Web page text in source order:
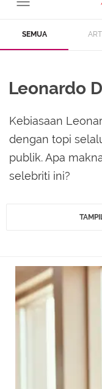
SEMUA
Leonardo
Kebiasaan
dengan topi
publik. Apa
selebriti ini?